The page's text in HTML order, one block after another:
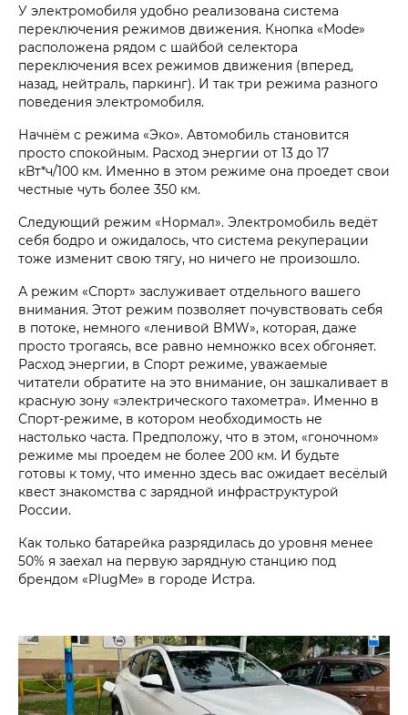
У электромобиля удобно реализована система
переключения режимов движения. Кнопка «Mode»
расположена рядом с шайбой селектора
переключения всех режимов движения (вперед,
назад, нейтраль, паркинг). И так три режима разного
поведения электромобиля.
Начнём с режима «Эко». Автомобиль становится
просто спокойным. Расход энергии от 13 до 17
кВт*ч/100 км. Именно в этом режиме она проедет свои
честные чуть более 350 км.
Следующий режим «Нормал». Электромобиль ведёт
себя бодро и ожидалось, что система рекуперации
тоже изменит свою тягу, но ничего не произошло.
А режим «Спорт» заслуживает отдельного вашего
внимания. Этот режим позволяет почувствовать себя
в потоке, немного «ленивой BMW», которая, даже
просто трогаясь, все равно немножко всех обгоняет.
Расход энергии, в Спорт режиме, уважаемые
читатели обратите на это внимание, он зашкаливает в
красную зону «электрического тахометра». Именно в
Спорт-режиме, в котором необходимость не
настолько часта. Предположу, что в этом, «гоночном»
режиме мы проедем не более 200 км. И будьте
готовы к тому, что именно здесь вас ожидает весёлый
квест знакомства с зарядной инфраструктурой
России.
Как только батарейка разрядилась до уровня менее
50% я заехал на первую зарядную станцию под
брендом «PlugMe» в городе Истра.